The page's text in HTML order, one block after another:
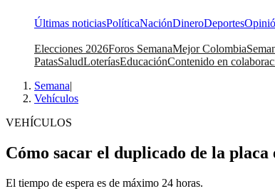
Últimas noticiasPolíticaNaciónDineroDeportes
Elecciones 2026Foros SemanaMejor Colombia
PatasSaludLoteríasEducaciónContenido en
Semana|
Vehículos
VEHÍCULOS
Cómo sacar el duplicado de la
El tiempo de espera es de máximo 24 horas.